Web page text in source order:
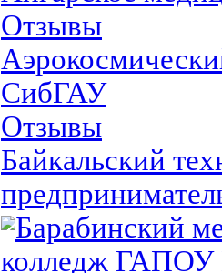
Отзывы
СибГАУ
Отзывы
Байкальский
Барабинский
колледж